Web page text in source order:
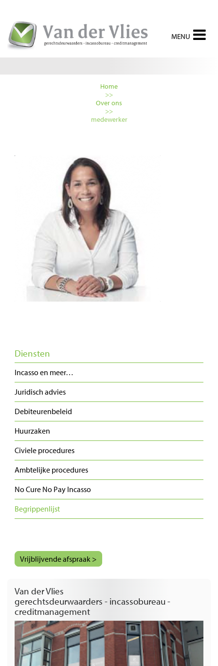
Home
>>
Over ons
>>
medewerker
Diensten
Incasso en meer…
Juridisch advies
Debiteurenbeleid
Huurzaken
Civiele procedures
Ambtelijke procedures
No Cure No Pay Incasso
Begrippenlijst
Vrijblijvende afspraak >
Van der Vlies
gerechtsdeurwaarders - incassobureau -
creditmanagement